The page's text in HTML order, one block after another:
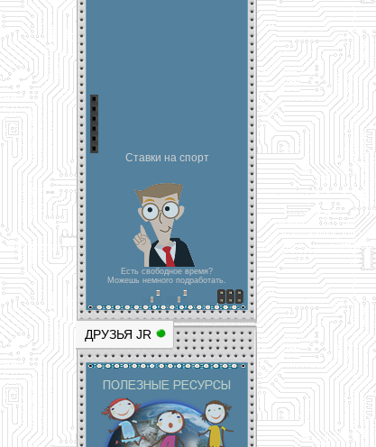
Ставки на спорт
Есть свободное время?
Можешь немного подработать.
ДРУЗЬЯ JR